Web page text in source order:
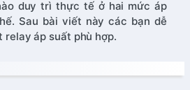
duy trì thực tế ở hai mức áp
Sau bài viết này các bạn dễ
relay áp suất phù hợp.